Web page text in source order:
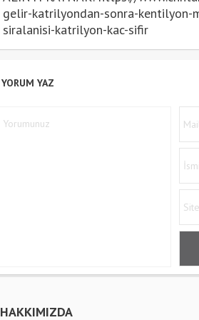
gelir-katrilyondan-sonra-
siralanisi-katrilyon-kac-sifir
YORUM YAZ
HAKKIMIZDA